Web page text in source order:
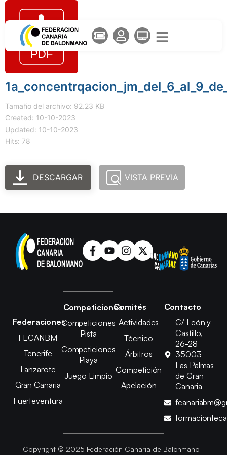
Tamaño del archivo: 92.23 KB
Created: 10-10-2023
Updated: 10-10-2023
Hits: 78
DESCARGAR VISTA PREVIA
Federaciones
FECANBM
Tenerife
Lanzarote
Gran Canaria
Fuerteventura
Competiciones
Competiciones
Pista
Competiciones
Playa
Juego Limpio
Comités
Actividades
Técnico
Árbitros
Competición
Apelación
Contacto
C/ León y
Castillo,
26-28
35003 -
Las Palmas
de Gran
Canaria
Copyright © 2025 Federación Canaria de Balonmano |